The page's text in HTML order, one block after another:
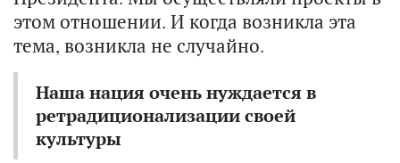
этом отношении. И когда возникла эта
тема, возникла не случайно.
Наша нация очень нуждается в
ретрадиционализации своей
культуры